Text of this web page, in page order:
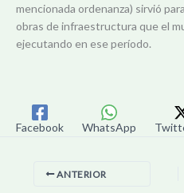
mencionada ordenanza) sirvió
obras de infraestructura que el
ejecutando en ese período.
Facebook WhatsApp
ANTERIOR